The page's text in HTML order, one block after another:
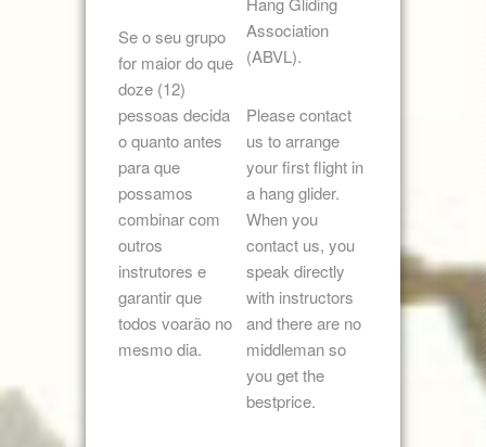
Se o seu grupo
for maior do que
doze (12)
pessoas decida
o quanto antes
para que
possamos
combinar com
outros
instrutores e
garantir que
todos voarão no
mesmo dia.
Association
(ABVL).
Please contact
us to arrange
your first flight in
a hang glider.
When you
contact us, you
speak directly
with instructors
and there are no
middleman so
you get the
bestprice.